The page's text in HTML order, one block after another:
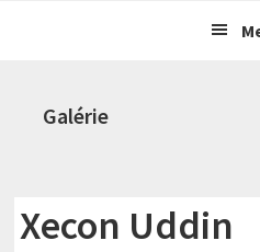
navigation
principalGalérie
Xecon Uddin